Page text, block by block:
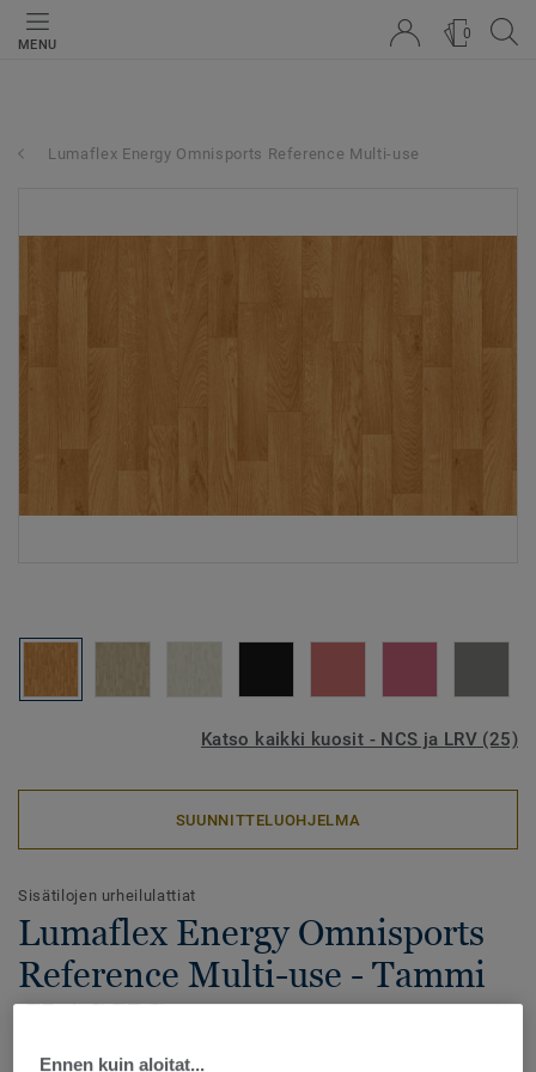
MENU
0
Lumaflex Energy Omnisports Reference Multi-use
Katso kaikki kuosit - NCS ja LRV (25)
SUUNNITTELUOHJELMA
Sisätilojen urheilulattiat
Lumaflex Energy Omnisports
Reference Multi-use - Tammi
CLASSIC
Ennen kuin aloitat...